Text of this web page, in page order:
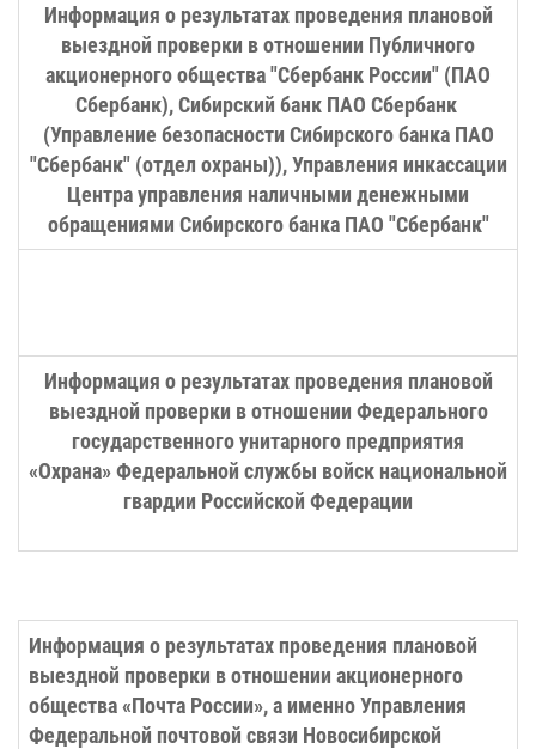
Информация о результатах проведения плановой
выездной проверки в отношении Публичного
акционерного общества "Сбербанк России" (ПАО
Сбербанк), Сибирский банк ПАО Сбербанк
(Управление безопасности Сибирского банка ПАО
"Сбербанк" (отдел охраны)), Управления инкассации
Центра управления наличными денежными
обращениями Сибирского банка ПАО "Сбербанк"
Информация о результатах проведения плановой
выездной проверки в отношении Федерального
государственного унитарного предприятия
«Охрана» Федеральной службы войск национальной
гвардии Российской Федерации
Информация о результатах проведения плановой
выездной проверки в отношении акционерного
общества «Почта России», а именно Управления
Федеральной почтовой связи Новосибирской